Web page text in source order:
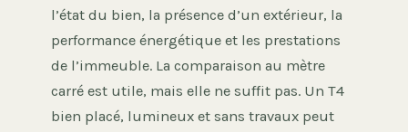
l’état du bien, la présence d’un extérieur, la
performance énergétique et les prestations
de l’immeuble. La comparaison au mètre
carré est utile, mais elle ne suffit pas. Un T4
bien placé, lumineux et sans travaux peut